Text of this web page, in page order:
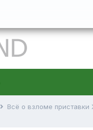
Всё о взломе